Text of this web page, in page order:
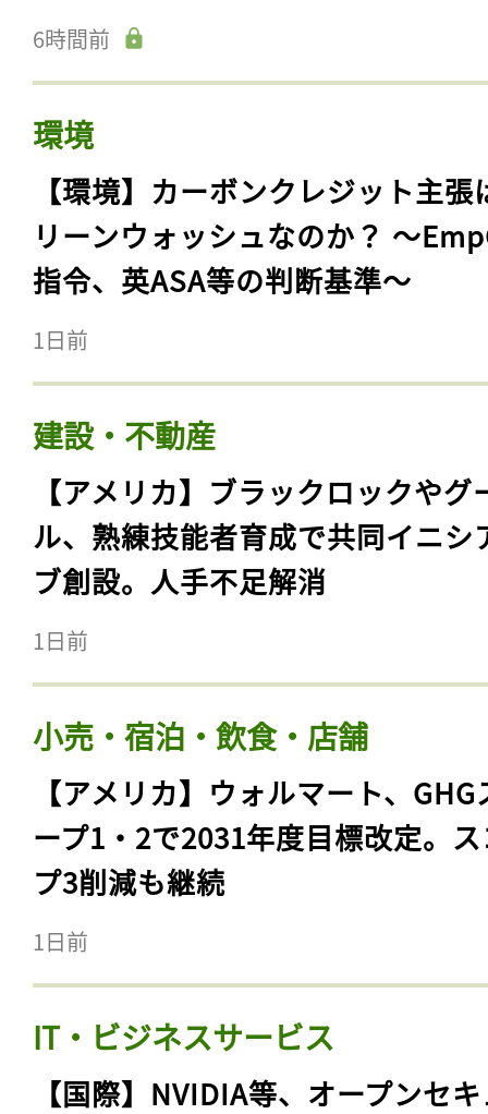
6時間前
環境
【環境】カーボンクレジット主張
リーンウォッシュなのか？ 〜
指令、英ASA等の判断基準〜
1日前
建設・不動産
【アメリカ】ブラックロックやグ
ル、熟練技能者育成で共同イニシ
ブ創設。人手不足解消
1日前
小売・宿泊・飲食・店舗
【アメリカ】ウォルマート、GHG
ープ1・2で2031年度目標改定。
プ3削減も継続
1日前
IT・ビジネスサービス
【国際】NVIDIA等、オープンセ